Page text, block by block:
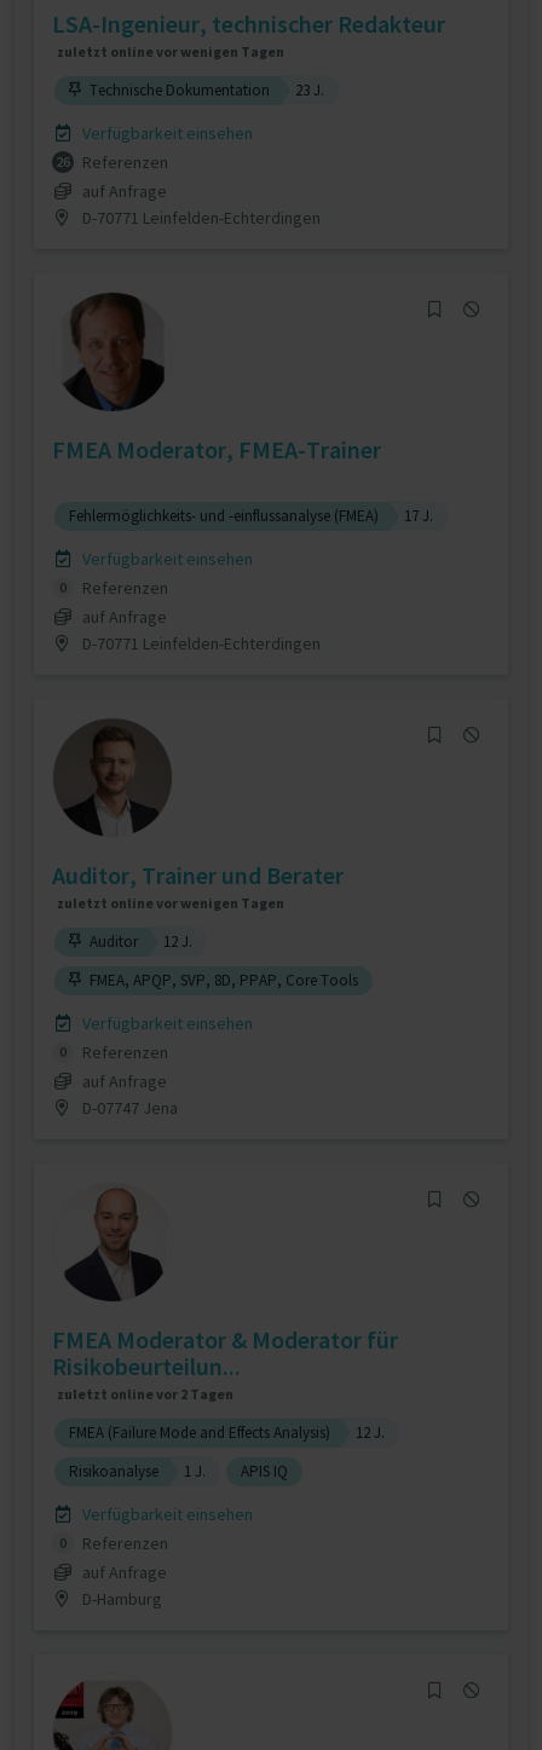
LSA-Ingenieur, technischer Redakteur
zuletzt online vor wenigen Tagen
Technische Dokumentation 23 J.
Verfügbarkeit einsehen
26
Referenzen
auf Anfrage
D-70771 Leinfelden-Echterdingen
FMEA Moderator, FMEA-Trainer
Fehlermöglichkeits- und -einflussanalyse (FMEA) 17 J.
Verfügbarkeit einsehen
0
Referenzen
auf Anfrage
D-70771 Leinfelden-Echterdingen
Auditor, Trainer und Berater
zuletzt online vor wenigen Tagen
Auditor
12 J.
FMEA, APQP, SVP, 8D, PPAP, Core Tools
Verfügbarkeit einsehen
0
Referenzen
auf Anfrage
D-07747 Jena
FMEA Moderator & Moderator für
Risikobeurteilun...
zuletzt online vor 2 Tagen
FMEA (Failure Mode and Effects Analysis)
12 J.
Risikoanalyse
1 J. APIS IQ
Verfügbarkeit einsehen
0
Referenzen
auf Anfrage
D-Hamburg